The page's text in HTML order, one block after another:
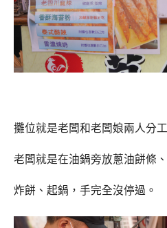
攤位就是老闆和老闆娘兩人分工
老闆就是在油鍋旁放蔥油餅條、
炸餅、起鍋，手完全沒停過。